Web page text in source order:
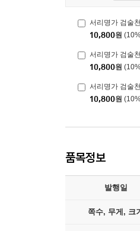
서리명가 검술
10,800원
서리명가 검술
10,800원
서리명가 검술
10,800원
품목정보
발행일
쪽수, 무게, 크기